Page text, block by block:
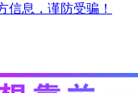
信息，谨防受骗！